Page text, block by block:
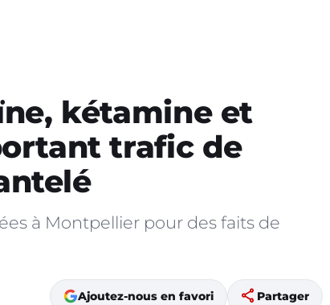
kétamine et
trafic de
à Montpellier pour des faits de
Ajoutez-nous en favori share Partager